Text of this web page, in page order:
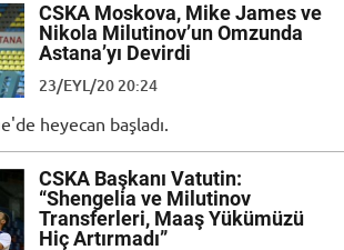
CSKA Moskova, Mike James ve
Nikola Milutinov’un Omzunda
Astana’yı Devirdi
23/EYL/20 20:24
heyecan başladı.
CSKA Başkanı Vatutin:
“Shengelia ve Milutinov
Transferleri, Maaş Yükümüzü
Hiç Artırmadı”